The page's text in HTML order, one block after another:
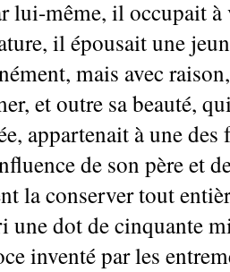
lui-même, il occupait à
il épousait une
mais avec
et outre sa beauté,
appartenait à une
de son père et
la conserver tout
une dot de cinquante
inventé par les